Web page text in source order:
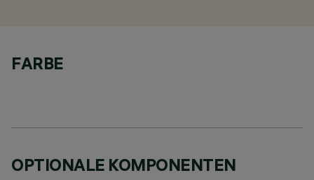
FARBE
OPTIONALE KOMPONENTEN